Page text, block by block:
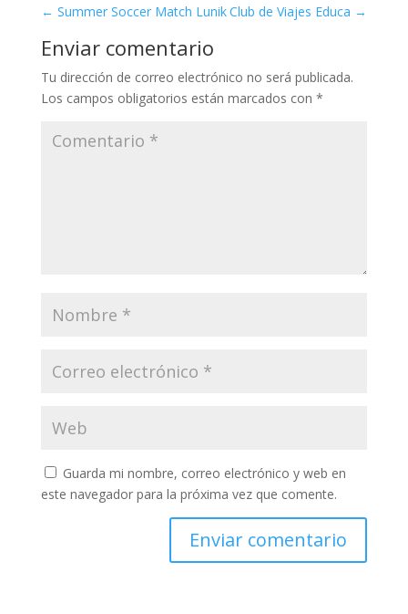
← Summer Soccer Match LunikClub de Viajes Educa →
Enviar comentario
Tu dirección de correo electrónico no será publicada.
Los campos obligatorios están marcados con *
Guarda mi nombre, correo electrónico y web en
este navegador para la próxima vez que comente.